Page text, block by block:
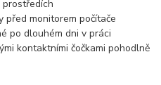
prostředích
před monitorem počítače
po dlouhém dni v práci
kontaktními čočkami pohodlně